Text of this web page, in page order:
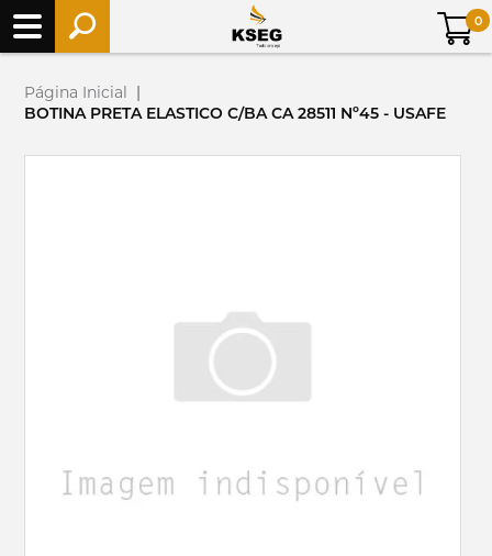
0
Página Inicial |
BOTINA PRETA ELASTICO C/BA CA 28511 Nº45 - USAFE